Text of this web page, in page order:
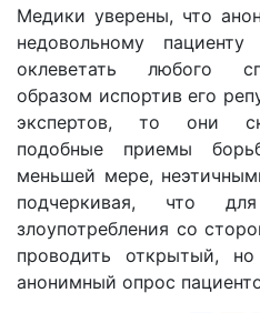
Медики уверены, что
недовольному
оклеветать любого
образом испортив его
экспертов, то они
подобные приемы
меньшей мере,
подчеркивая, что
злоупотребления со
проводить открытый,
анонимный опрос